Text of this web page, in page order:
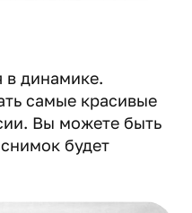
в динамике.
самые красивые
Вы можете быть
будет